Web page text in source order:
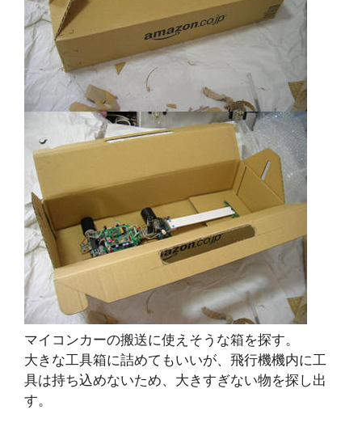
マイコンカーの搬送に使えそうな箱を探す。
大きな工具箱に詰めてもいいが、飛行機機内に工
具は持ち込めないため、大きすぎない物を探し出
す。